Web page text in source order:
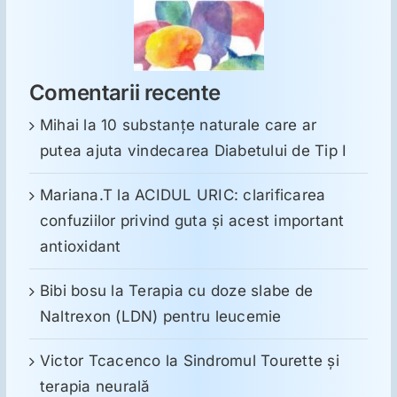
Comentarii recente
Mihai la10 substanţe naturale care ar
putea ajuta vindecarea Diabetului de Tip I
Mariana.T la ACIDUL URIC: clarificarea
confuziilor privind guta și acest important
antioxidant
Bibi bosu laTerapia cu doze slabe de
Naltrexon (LDN) pentru leucemie
Victor Tcacenco la Sindromul Tourette şi
terapia neurală